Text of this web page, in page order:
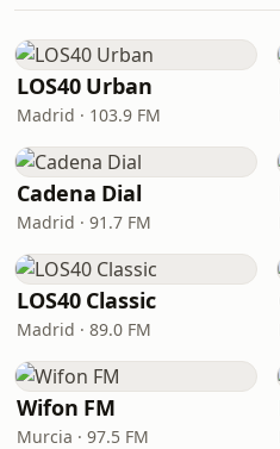
LOS40 Urban
Madrid · 103.9 FM
Cadena Dial
Madrid · 91.7 FM
LOS40 Classic
Madrid · 89.0 FM
Wifon FM
Murcia · 97.5 FM